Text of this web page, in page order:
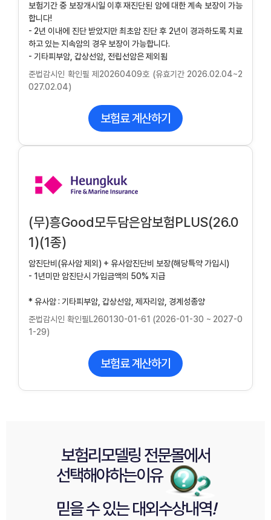
보험기간 중 보장개시일 이후 재진단된 암에 대한 계속 보장이 가능
합니다!
- 2년 이내에 진단 받았지만 최초암 진단 후 2년이 경과하도록 치료
하고 있는 지속암의 경우 보장이 가능합니다.
- 기타피부암, 갑상선암, 전립선암은 제외됨
준법감시인 확인필 제20260409호 (유효기간 2026.02.04~2
027.02.04)
보험료 계산하기
(무)흥Good모두담은암보험PLUS(26.0
1)(1종)
암진단비(유사암 제외) + 유사암진단비 보장(해당특약 가입시)
- 1년미만 암진단시 가입금액의 50% 지급
* 유사암 : 기타피부암, 갑상선암, 제자리암, 경계성종양
준법감시인 확인필L260130-01-61 (2026-01-30 ~ 2027-0
1-29)
보험료 계산하기
보험리모델링 전문몰에서
선택해야하는이유
믿을 수 있는대외수상내역!